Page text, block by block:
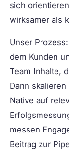
sich
wirksamer als
Unser
dem Kunden
Team Inhalte,
Dann
Native auf
messen
Beitrag zur